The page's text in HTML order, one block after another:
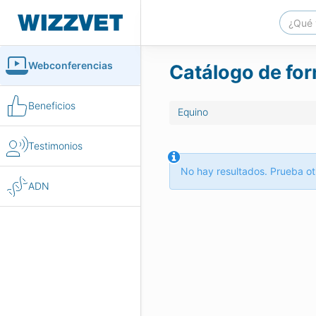
Webconferencias
Beneficios
Testimonios
ADN
Catálogo de
Equino
No hay resultados. Prueba